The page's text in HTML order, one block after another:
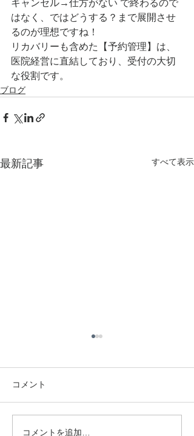
キャンセル→仕方がない で終わるので
はなく、ではどうする？まで展開させ
るのが理想ですね！
リカバリーも含めた【予約管理】は、
医院経営に直結しており、受付の大切
な役割です。
ブログ
最新記事 すべて表示
コメント
コメントを追加…